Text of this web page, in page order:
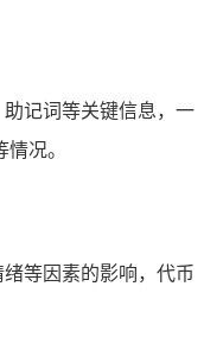
记词等关键信息，一
况。
等因素的影响，代币